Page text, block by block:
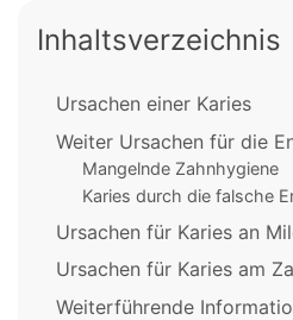
Inhaltsverzeichnis
Ursachen einer Karies
Weiter Ursachen für die
Mangelnde Zahnhygiene
Karies durch die falsche
Ursachen für Karies an
Ursachen für Karies am
Weiterführende